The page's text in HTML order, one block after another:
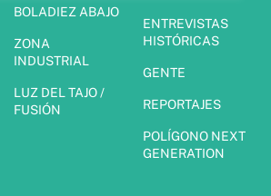
BOLADIEZ ABAJO
ZONA
INDUSTRIAL
LUZ DEL TAJO /
FUSIÓN
ENTREVISTAS
HISTÓRICAS
GENTE
REPORTAJES
POLÍGONO NEXT
GENERATION